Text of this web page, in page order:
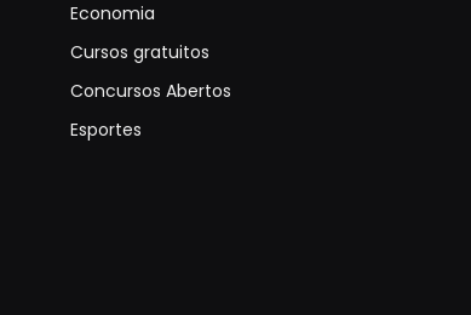
Economia
Cursos gratuitos
Concursos Abertos
Esportes